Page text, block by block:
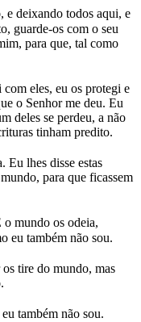
e deixando todos aqui, e
guarde-os com o seu
para que, tal como
eles, eu os protegi e
o Senhor me deu. Eu
deles se perdeu, a não
tinham predito.
Eu lhes disse estas
para que ficassem
o mundo os odeia,
eu também não sou.
tire do mundo, mas
também não sou.